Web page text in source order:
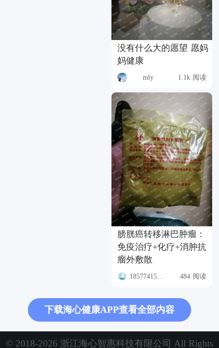
没有什么大的愿望 愿妈
妈健康
mly 1.1k 阅读
膀胱癌转移淋巴肿瘤：
免疫治疗+化疗+消肿抗
瘤外敷散
18577415927 484 阅读
下载海心健康APP查看全部内容
© 2018-2026 浙江海心智惠科技有限公司 All Rights